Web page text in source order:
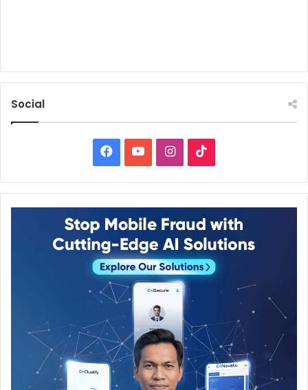
Social
Facebook
YouTubeInstagram